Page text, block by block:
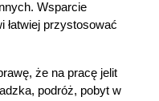
Wsparcie
łatwiej przystosować
że na pracę jelit
podróż, pobyt w